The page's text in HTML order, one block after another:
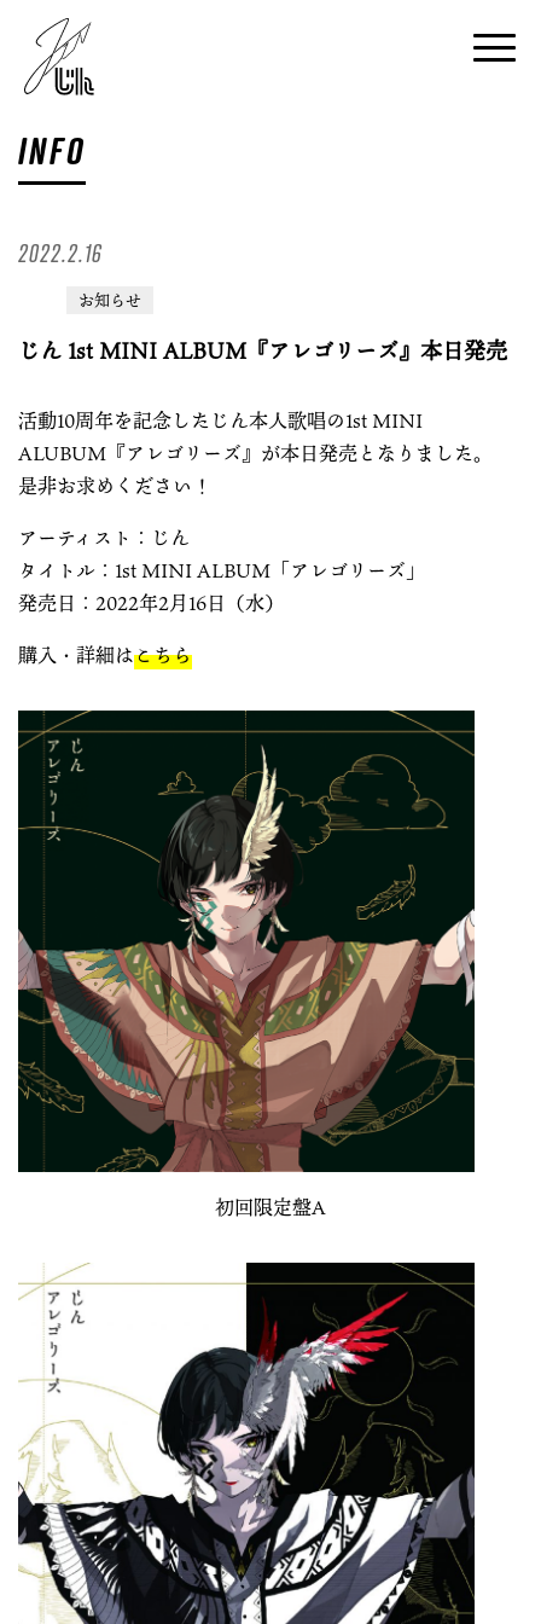
INFO
2022.2.16
お知らせ
じん 1st MINI ALBUM『アレゴリーズ』本日発売
活動10周年を記念したじん本人歌唱の1st MINI
ALUBUM『アレゴリーズ』が本日発売となりました。
是非お求めください！
アーティスト：じん
タイトル：1st MINI ALBUM「アレゴリーズ」
発売日：2022年2月16日（水）
購入・詳細はこちら
初回限定盤A